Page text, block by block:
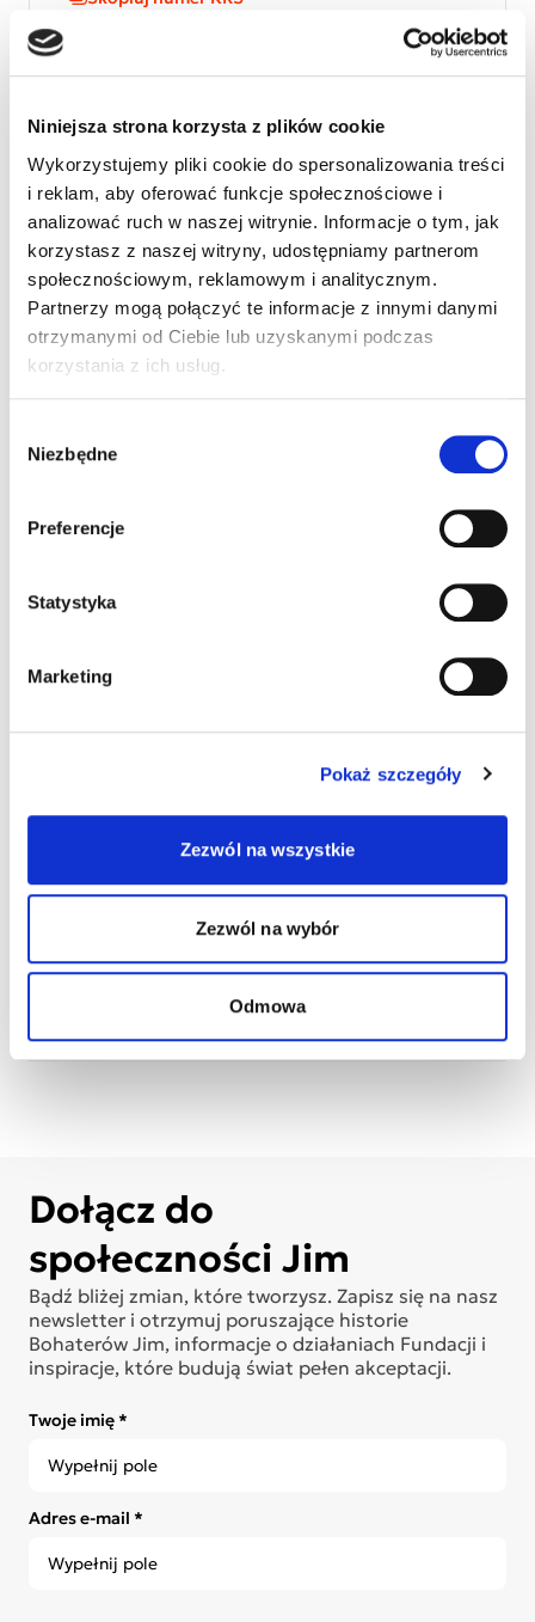
Niniejsza strona korzysta z plików cookie
Wykorzystujemy pliki cookie do spersonalizowania treści
i reklam, aby oferować funkcje społecznościowe i
analizować ruch w naszej witrynie. Informacje o tym, jak
korzystasz z naszej witryny, udostępniamy partnerom
społecznościowym, reklamowym i analitycznym.
Partnerzy mogą połączyć te informacje z innymi danymi
otrzymanymi od Ciebie lub uzyskanymi podczas
korzystania z ich usług.
zgody
Niezbędne
Preferencje
Statystyka
Marketing
Pokaż szczegóły
Zezwól na wszystkie
Zezwól na wybór
Odmowa
Ksenia jest poltoraroczna dziewczynka z zwezeniem
krtani i tchawicy. Do chwili obecnej przeszla 3
powazne operacje. W maju czeka ja kolejna. Obecnie
pojawila sie kolejna wada wrodzona kregoslupa.
Dziewczynka nie bedzie chodzila bez bardzo
powaznej operacji i rehabilitacji. Czekamy na
okazanie serca. Leczenie Ksenii to koszt ktory
wielokrotnie przekracza budzet jej rodziny. Dlatego
liczymy na Wasze serca
Wydrukuj plakat
Dołącz do
społeczności Jim
Bądź bliżej zmian, które tworzysz. Zapisz się na nasz
newsletter i otrzymuj poruszające historie
Bohaterów Jim, informacje o działaniach Fundacji i
inspiracje, które budują świat pełen akceptacji.
Twoje imię *
Adres e-mail *